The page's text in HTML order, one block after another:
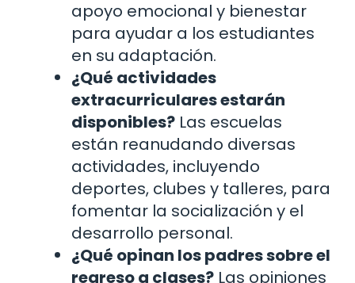
apoyo emocional y bienestar
para ayudar a los estudiantes
en su adaptación.
¿Qué actividades
extracurriculares estarán
disponibles? Las escuelas
están reanudando diversas
actividades, incluyendo
deportes, clubes y talleres, para
fomentar la socialización y el
desarrollo personal.
¿Qué opinan los padres sobre el
regreso a clases? Las opiniones